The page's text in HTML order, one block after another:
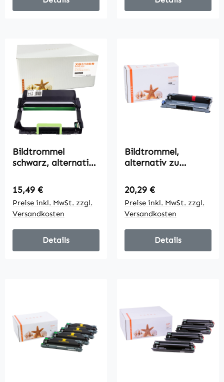
Bildtrommel
schwarz, alternativ
00690, 3000 Seiten
Regulärer Preis:
15,49 €
Preise inkl. MwSt. zzgl.
Versandkosten
Details
Bildtrommel,
alternativ zu
12000 Seiten
Regulärer Preis:
20,29 €
Preise inkl. MwSt. zzgl.
Versandkosten
Details